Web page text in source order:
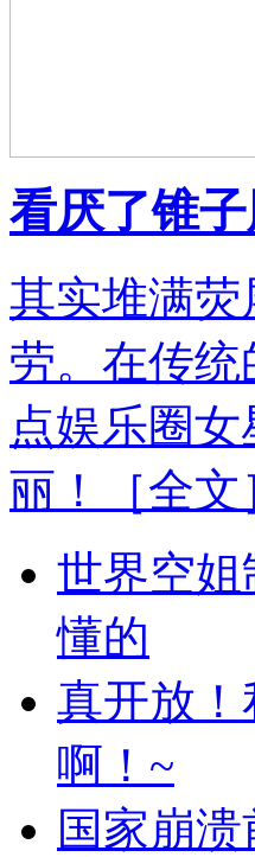
看厌了锥
其实堆满荧
劳。在传
点娱乐圈
丽！
［全文
世界空
懂的
真开放
啊！~
国家崩